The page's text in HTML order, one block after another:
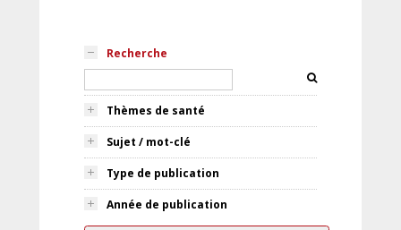
Recherche
Thèmes de santé
Sujet / mot-clé
Type de publication
Année de publication